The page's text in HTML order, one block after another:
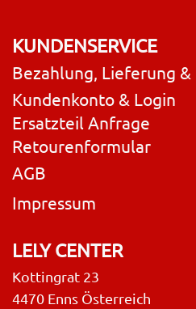
KUNDENSERVICE
Bezahlung, Lieferung &
Kundenkonto & Login
Ersatzteil Anfrage
Retourenformular
AGB
Impressum
LELY CENTER
Kottingrat 23
4470 Enns Österreich